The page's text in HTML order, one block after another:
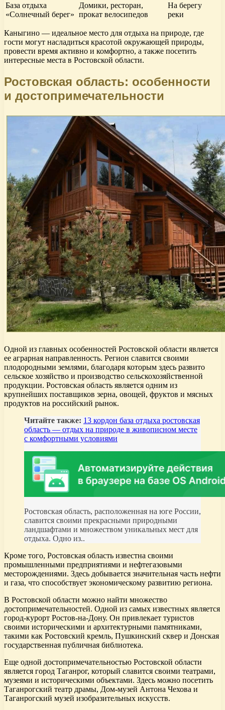
База отдыха
«Солнечный берег»
Домики, ресторан,
прокат велосипедов
На берегу
реки
Каныгино — идеальное место для отдыха на природе, где
гости могут насладиться красотой окружающей природы,
провести время активно и комфортно, а также посетить
интересные места в Ростовской области.
Ростовская область: особенности
и достопримечательности
Одной из главных особенностей Ростовской области является
ее аграрная направленность. Регион славится своими
плодородными землями, благодаря которым здесь развито
сельское хозяйство и производство сельскохозяйственной
продукции. Ростовская область является одним из
крупнейших поставщиков зерна, овощей, фруктов и мясных
продуктов на российский рынок.
Читайте также: 13 кордон база отдыха ростовская
область — отдых на природе в живописном месте
с комфортными условиями
Ростовская область, расположенная на юге России,
славится своими прекрасными природными
ландшафтами и множеством уникальных мест для
отдыха. Одно из..
Кроме того, Ростовская область известна своими
промышленными предприятиями и нефтегазовыми
месторождениями. Здесь добывается значительная часть нефти
и газа, что способствует экономическому развитию региона.
В Ростовской области можно найти множество
достопримечательностей. Одной из самых известных является
город-курорт Ростов-на-Дону. Он привлекает туристов
своими историческими и архитектурными памятниками,
такими как Ростовский кремль, Пушкинский сквер и Донская
государственная публичная библиотека.
Еще одной достопримечательностью Ростовской области
является город Таганрог, который славится своими театрами,
музеями и историческими объектами. Здесь можно посетить
Таганрогский театр драмы, Дом-музей Антона Чехова и
Таганрогский музей изобразительных искусств.